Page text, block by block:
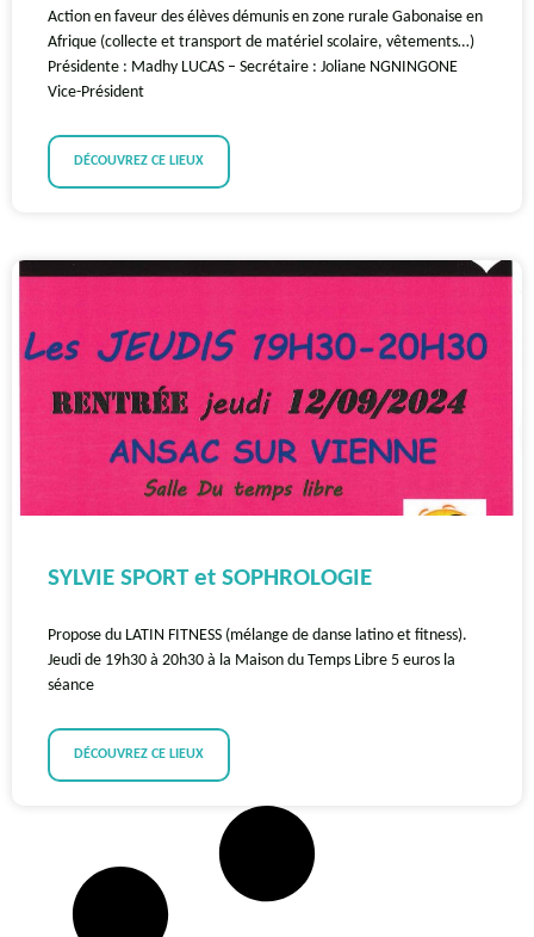
Action en faveur des élèves démunis en zone rurale Gabonaise en
Afrique (collecte et transport de matériel scolaire, vêtements…)
Présidente : Madhy LUCAS – Secrétaire : Joliane NGNINGONE
Vice-Président
DÉCOUVREZ CE LIEUX
SYLVIE SPORT et SOPHROLOGIE
Propose du LATIN FITNESS (mélange de danse latino et fitness).
Jeudi de 19h30 à 20h30 à la Maison du Temps Libre 5 euros la
séance
DÉCOUVREZ CE LIEUX